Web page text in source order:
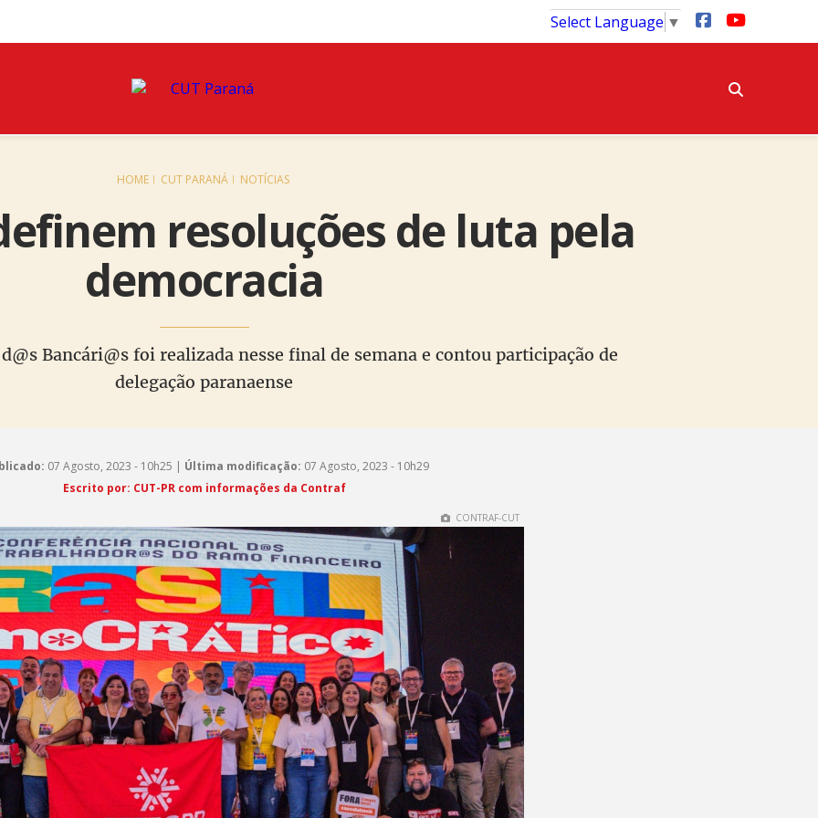
Select Language ▼
HOME CUT PARANÁ NOTÍCIAS
resoluções de luta pela
democracia
Bancári@s foi realizada nesse final de semana e contou participação de
delegação paranaense
07 Agosto, 2023 - 10h25 | Última modificação: 07 Agosto, 2023 - 10h29
Escrito por: CUT-PR com informações da Contraf
CONTRAF-CUT